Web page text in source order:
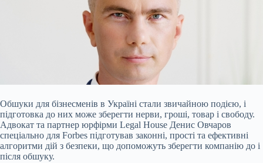
Обшуки для бізнесменів в Україні стали звичайною подією, і
підготовка до них може зберегти нерви, гроші, товар і свободу.
Адвокат та партнер юрфірми Legal House Денис Овчаров
спеціально для Forbes підготував законні, прості та ефективні
алгоритми дій з безпеки, що допоможуть зберегти компанію до і
після обшуку.